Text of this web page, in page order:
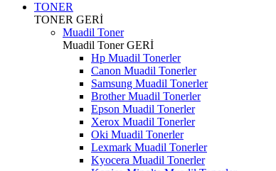
TONER
TONER GERİ
Muadil Toner
Muadil TonerGERİ
Hp Muadil Tonerler
Canon Muadil Tonerler
Samsung Muadil Tonerler
Brother Muadil Tonerler
Epson Muadil Tonerler
Xerox Muadil Tonerler
Oki Muadil Tonerler
Lexmark Muadil Tonerler
Kyocera Muadil Tonerler